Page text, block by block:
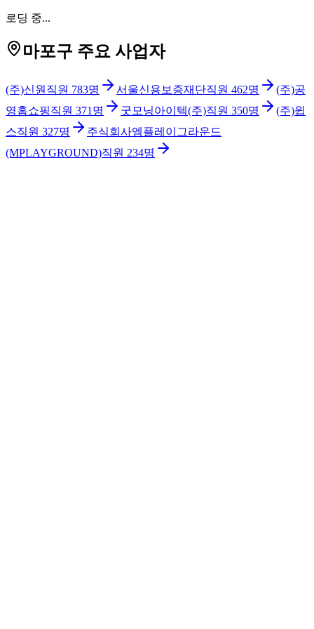
로딩 중...
마포구 주요 사업자
(주)신원 직원 783명 서울신용보증재단직원 462명
(주)공
영홈쇼핑직원 371 명 굿모닝아이텍(주)직원 350명
(주)윕
스직원 327명
주식회사엠플레이그라운드
(MPLAYGROUND)직원 234명